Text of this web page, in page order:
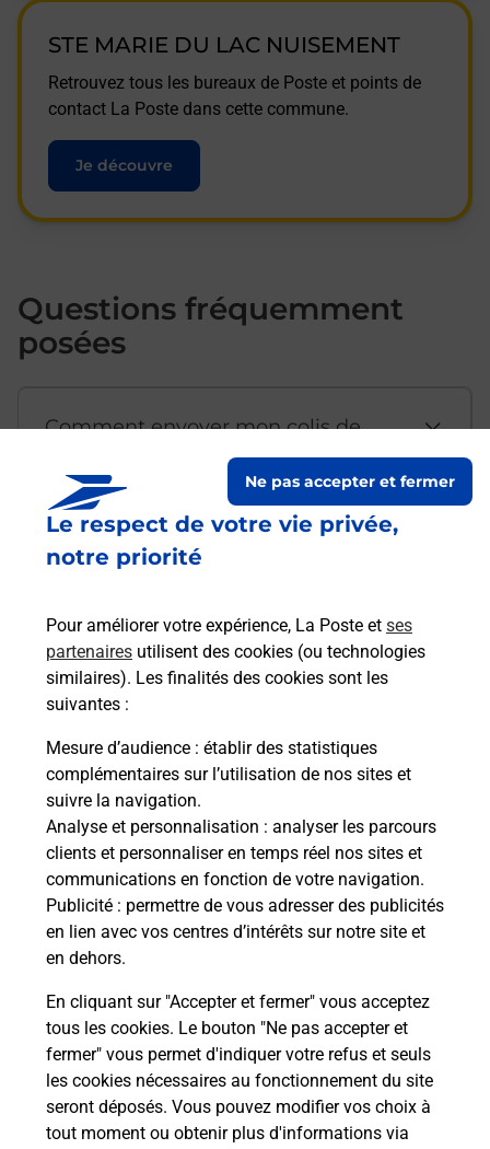
Le respect de votre vie privée,
notre priorité
Pour améliorer votre expérience, La Poste et ses
partenaires utilisent des cookies (ou technologies
similaires). Les finalités des cookies sont les
suivantes :
Mesure d’audience : établir des statistiques
complémentaires sur l’utilisation de nos sites et
suivre la navigation.
Analyse et personnalisation : analyser les parcours
clients et personnaliser en temps réel nos sites et
communications en fonction de votre navigation.
Publicité : permettre de vous adresser des publicités
en lien avec vos centres d’intérêts sur notre site et
en dehors.
En cliquant sur "Accepter et fermer" vous acceptez
tous les cookies. Le bouton "Ne pas accepter et
fermer" vous permet d'indiquer votre refus et seuls
les cookies nécessaires au fonctionnement du site
seront déposés. Vous pouvez modifier vos choix à
tout moment ou obtenir plus d'informations via
Ne pas accepter et fermer
STE MARIE DU LAC NUISEMENT
Retrouvez tous les bureaux de Poste et points de
contact La Poste dans cette commune.
Je découvre
Questions fréquemment
posées
Comment envoyer mon colis de
Est-il possible d’acheter un
emballage directement depuis un
Comment demander une
modification de livraison ?
Comment La Poste participe-t-elle
à votre sécurité au quotidien ?
Puis-je passer mon code de la route
avec La Poste et sous quelles
conditions ?
Localiser Liste Haute-Marne PERTHES